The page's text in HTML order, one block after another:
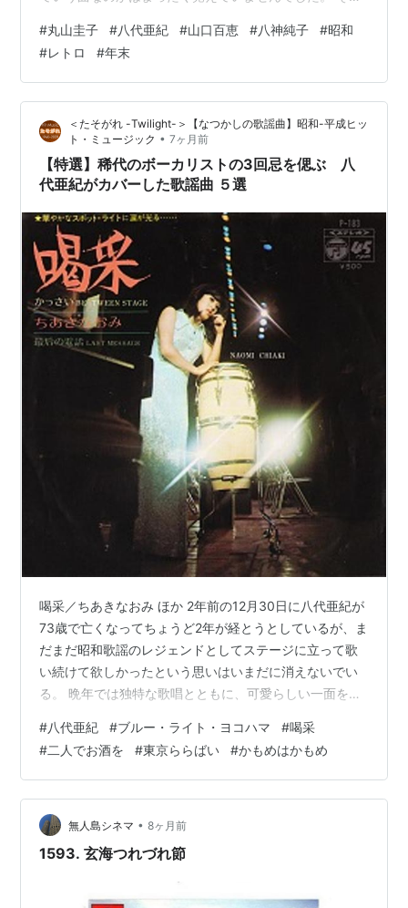
しかも僅か数回しか聴いたことがないのに、半世紀近く
経っても曲を覚えているのは、ひとつには私の記憶力が
今とは段違いに良かったのと、、やはりこの曲が名曲だ
ったからでしょう。今改めて聴くとボサノバ風のアレン
ジがなかなかにいいです。 で、この曲を聴いていて思っ
たのは、なんとなく雰囲気がユーミンの…
#丸山圭子 #八代亜紀 #山口百恵 #八神純子 #昭和
#レトロ #年末
＜たそがれ -Twilight-＞【なつかしの歌謡曲】昭和-平成ヒッ
ト・ミュージック • 7ヶ月前
【特選】稀代のボーカリストの3回忌を偲ぶ 八
代亜紀がカバーした歌謡曲 ５選
喝采／ちあきなおみ ほか 2年前の12月30日に八代亜紀が
73歳で亡くなってちょうど2年が経とうとしているが、ま
だまだ昭和歌謡のレジェンドとしてステージに立って歌
い続けて欲しかったという思いはいまだに消えないでい
る。 晩年では独特な歌唱とともに、可愛らしい一面をの
たと思う。 今回の記事は、そんな近年の頃ではなく、ま
だ歌謡界の頂点を目指していた時期のものだと思われる
カバー歌唱の映像をお届けしたい。 いずれも「八代亜紀
～日本のポップスを唄う～」という企画CDに収められた
楽曲からの選曲で、自身の特徴を強調した後年のものと
は違い淡々と歌い上げている印象…
#八代亜紀 #ブルー・ライト・ヨコハマ #喝采
#二人でお酒を #東京ららばい #かもめはかもめ
無人島シネマ • 8ヶ月前
1593. 玄海つれづれ節